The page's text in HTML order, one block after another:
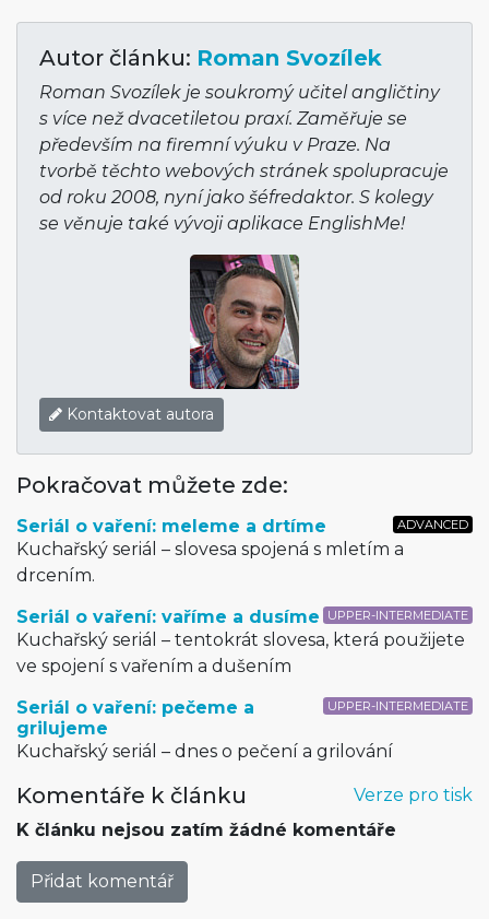
Autor článku: Roman Svozílek
Roman Svozílek je soukromý učitel angličtiny
s více než dvacetiletou praxí. Zaměřuje se
především na firemní výuku v Praze. Na
tvorbě těchto webových stránek spolupracuje
od roku 2008, nyní jako šéfredaktor. S kolegy
se věnuje také vývoji aplikace EnglishMe!
Kontaktovat autora
Pokračovat můžete zde:
ADVANCED
Seriál o vaření: meleme a drtíme
Kuchařský seriál – slovesa spojená s mletím a
drcením.
UPPER-INTERMEDIATE
Seriál o vaření: vaříme a dusíme
Kuchařský seriál – tentokrát slovesa, která použijete
ve spojení s vařením a dušením
UPPER-INTERMEDIATE
Seriál o vaření: pečeme a
grilujeme
Kuchařský seriál – dnes o pečení a grilování
Verze pro tisk
Komentáře k článku
K článku nejsou zatím žádné komentáře
Přidat komentář